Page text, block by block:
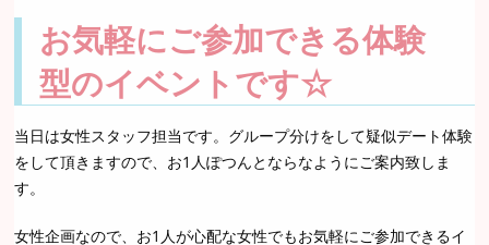
お気軽にご参加できる体験
型のイベントです☆
当日は女性スタッフ担当です。グループ分けをして疑似デート体験
をして頂きますので、お1人ぽつんとならなようにご案内致しま
す。
女性企画なので、お1人が心配な女性でもお気軽にご参加できるイ